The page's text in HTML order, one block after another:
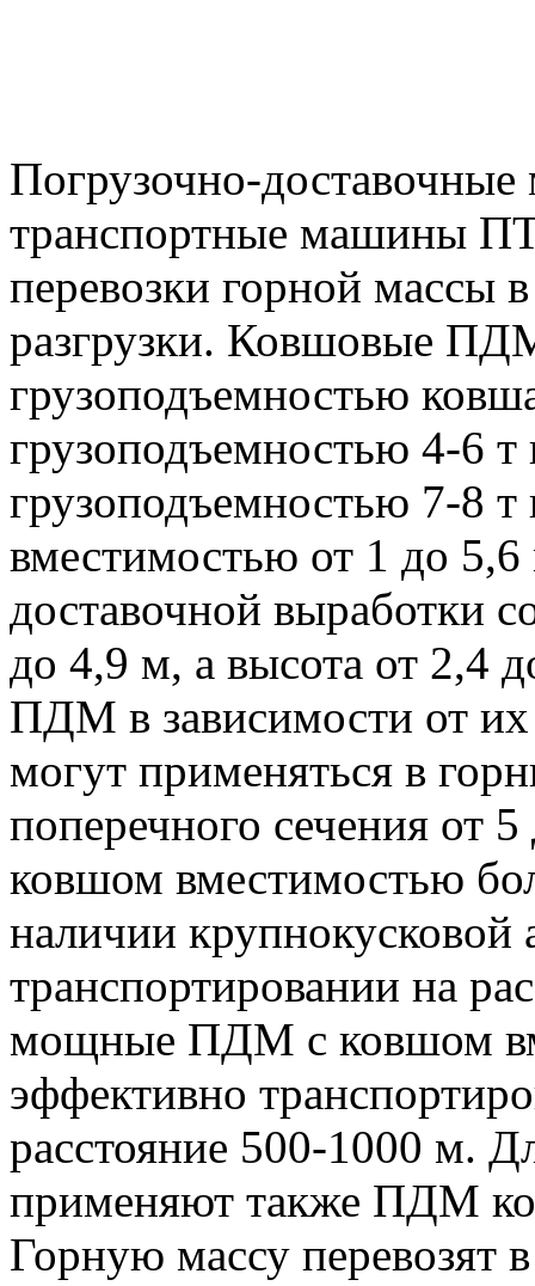
Погрузочно-
транспортные машины
перевозки горной массы
разгрузки. Ковшовые
грузоподъемностью
грузоподъемностью 4-6
грузоподъемностью 7-8
вместимостью от 1 до
доставочной выработки
до 4,9 м, а высота от 2,4
ПДМ в зависимости от их
могут применяться в
поперечного сечения от
ковшом вместимостью
наличии крупнокусковой
транспортировании на
мощные ПДМ с ковшом
эффективно
расстояние 500-1000 м.
применяют также ПДМ
Горную массу перевозят